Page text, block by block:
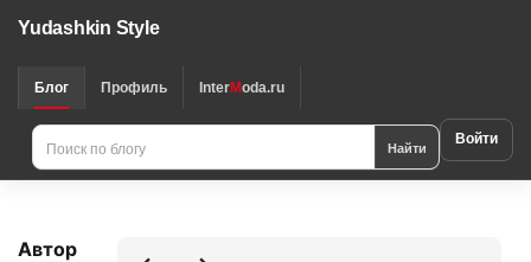
Yudashkin Style
Блог Профиль InterModa.ru
Найти Войти
Автор